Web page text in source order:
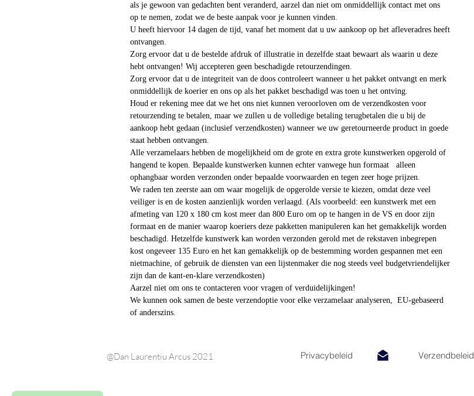
als je gewoon van gedachten bent veranderd, aarzel dan niet om onmiddellijk contact met ons
op te nemen, zodat we de beste aanpak voor je kunnen vinden.
U heeft hiervoor 14 dagen de tijd, vanaf het moment dat u uw aankoop op het afleveradres heeft
ontvangen.
Zorg ervoor dat u de bestelde afdruk of illustratie in dezelfde staat bewaart als waarin u deze
hebt ontvangen! Wij accepteren geen beschadigde retourzendingen.
Zorg ervoor dat u de integriteit van de doos controleert wanneer u het pakket ontvangt en merk
onmiddellijk de koerier en ons op als het pakket beschadigd was toen u het ontving.
Houd er rekening mee dat we het ons niet kunnen veroorloven om de verzendkosten voor
retourzending te betalen, maar we zullen u de volledige betaling terugbetalen die u bij de
aankoop hebt gedaan (inclusief verzendkosten) wanneer we uw geretourneerde product in goede
staat hebben ontvangen.
Alle verzamelaars hebben de mogelijkheid om de grote en extra grote kunstwerken opgerold of
hangend te kopen. Bepaalde kunstwerken kunnen echter vanwege hun formaat alleen
ophangbaar worden verzonden onder bepaalde voorwaarden en tegen zeer hoge prijzen.
We raden ten zeerste aan om waar mogelijk de opgerolde versie te kiezen, omdat deze veel
veiliger is en de kosten aanzienlijk worden verlaagd. (Als voorbeeld: een kunstwerk met een
afmeting van 120 x 180 cm kost meer dan 800 Euro om op te hangen in de VS en door zijn
formaat en de manier waarop koeriers deze pakketten manipuleren kan het gemakkelijk worden
beschadigd. Hetzelfde kunstwerk kan worden verzonden gerold met de rekstaven inbegrepen
kost ongeveer 135 Euro en het kan gemakkelijk op de bestemming worden gespannen met een
nietmachine, of gebruik de diensten van een lijstenmaker die nog steeds veel budgetvriendelijker
zijn dan de kant-en-klare verzendkosten)
Aarzel niet om ons te contacteren voor vragen of verduidelijkingen!
We kunnen ook samen de beste verzendoptie voor elke verzamelaar analyseren, EU-gebaseerd
of anderszins.
@Dan Laurentiu Arcus 2021 Privacybeleid Verzendbeleid